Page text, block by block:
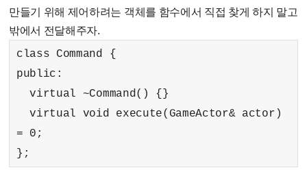
만들기 위해 제어하려는 객체를 함수에서 직접 찾게 하지 말고
밖에서 전달해주자.
class Command {
public:
virtual ~Command() {}
virtual void execute(GameActor& actor)
= 0;
};